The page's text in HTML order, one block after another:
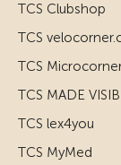
TCS Clubshop
TCS
TCS
TCS MADE
TCS lex4you
TCS MyMed